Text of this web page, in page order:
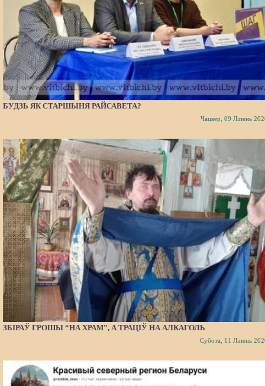
БУДЗЬ ЯК СТАРШЫНЯ РАЙСАВЕТА?
Чацвер, 09 Ліпень
ЗБІРАЎ ГРОШЫ “НА ХРАМ”, А ТРАЦІЎ НА АЛКАГОЛЬ
Субота, 11 Ліпень